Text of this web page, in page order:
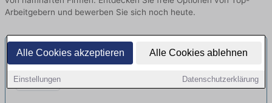
Alle Cookies akzeptieren Alle Cookies ablehnen
Einstellungen Datenschutzerklärung
Arbeitgebern und bewerben Sie sich noch heute.
Ausbildung Kaufmann/Kauffrau für
Landmaschinen Kälber GmbH | Remchingen